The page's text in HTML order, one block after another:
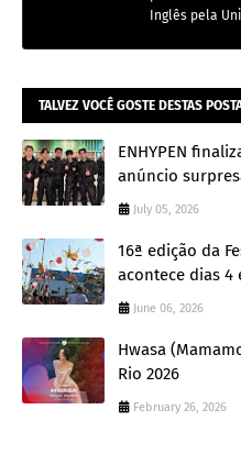
Inglês pela
TALVEZ VOCÊ GOSTE DESTAS
ENHYPEN
anúncio
July 05, 2026
16ª edição da
acontece dias 4
June 06, 2026
Hwasa
Rio 2026
February 26, 2026